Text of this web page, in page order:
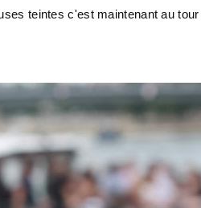
teintes c'est maintenant au